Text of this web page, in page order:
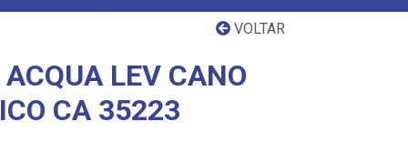
VOLTAR
LEV CANO
CA 35223